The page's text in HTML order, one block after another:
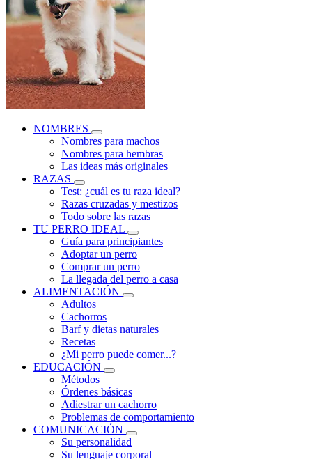
NOMBRES
Nombres para machos
Nombres para hembras
Las ideas más originales
RAZAS
Test: ¿cuál es tu raza ideal?
Razas cruzadas y mestizos
Todo sobre las razas
TU PERRO IDEAL
Guía para principiantes
Adoptar un perro
Comprar un perro
La llegada del perro a casa
ALIMENTACIÓN
Adultos
Cachorros
Barf y dietas naturales
Recetas
¿Mi perro puede comer...?
EDUCACIÓN
Métodos
Órdenes básicas
Adiestrar un cachorro
Problemas de comportamiento
COMUNICACIÓN
Su personalidad
Su lenguaje corporal